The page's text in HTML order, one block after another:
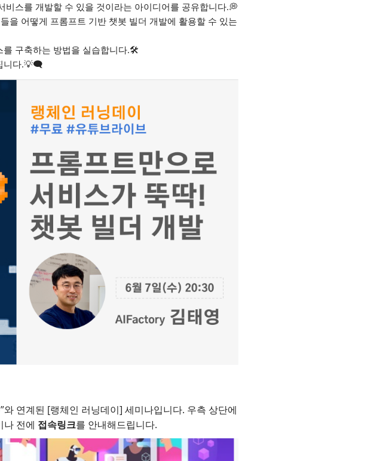
스를 개발할 수 있을 것이라는 아이디어를 공유합니다.💭
을 어떻게 프롬프트 기반 챗봇 빌더 개발에 활용할 수 있는
를 구축하는 방법을 실습합니다.🛠️
니다.💡🗨️
연계된 [랭체인 러닝데이] 세미나입니다. 우측 상단에
나 전에 접속링크를 안내해드립니다.